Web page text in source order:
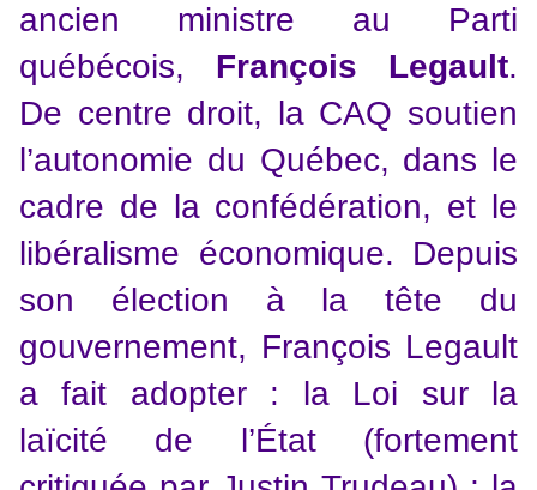
ancien ministre au Parti
québécois, François Legault.
De centre droit, la CAQ soutien
l’autonomie du Québec, dans le
cadre de la confédération, et le
libéralisme économique. Depuis
son élection à la tête du
gouvernement, François Legault
a fait adopter : la Loi sur la
laïcité de l’État (fortement